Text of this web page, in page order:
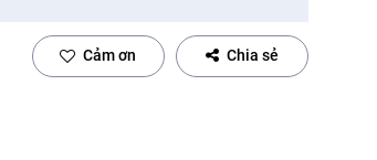
Cảm ơn Chia sẻ